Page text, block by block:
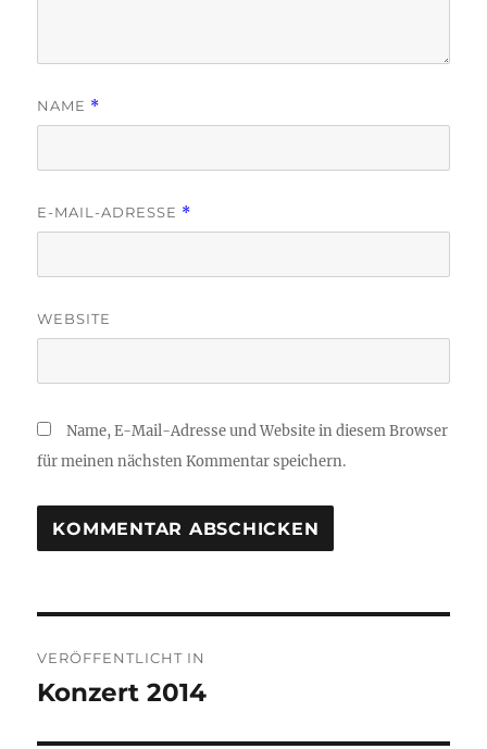
NAME *
E-MAIL-ADRESSE *
WEBSITE
Name, E-Mail-Adresse und Website in diesem Browser
für meinen nächsten Kommentar speichern.
VERÖFFENTLICHT IN
Konzert 2014